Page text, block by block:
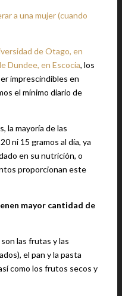
a una mujer (cuando
de Otago, en
Dundee, en Escocia, los
imprescindibles en
el mínimo diario de
la mayoría de las
ni 15 gramos al día, ya
en su nutrición, o
proporcionan este
mayor cantidad de
las frutas y las
el pan y la pasta
como los frutos secos y